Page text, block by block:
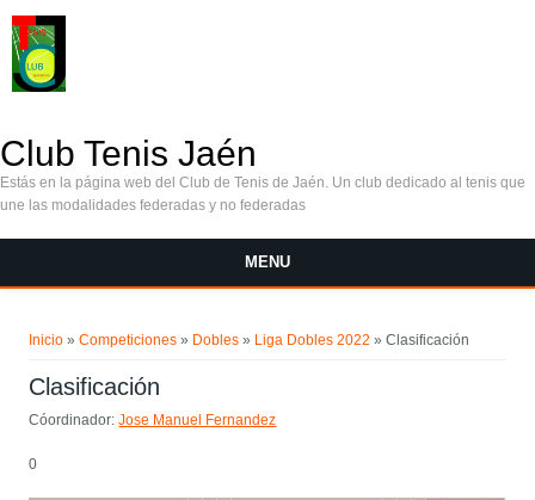
Club Tenis Jaén
Estás en la página web del Club de Tenis de Jaén. Un club dedicado al tenis que
une las modalidades federadas y no federadas
MENU
Inicio »Competiciones » Dobles » Liga Dobles 2022 » Clasificación
Clasificación
Cóordinador:Jose Manuel Fernandez
0